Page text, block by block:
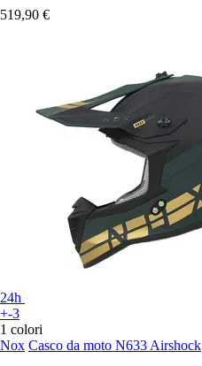
519,90 €
24h
+-3
1 colori
Nox Casco da moto N633 Airshock